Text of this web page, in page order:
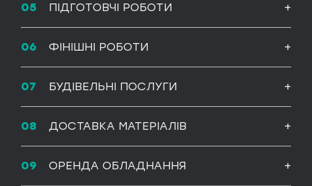
Виготовлення металоконструкцій
ПІДГОТОВЧІ РОБОТИ
ФІНІШНІ РОБОТИ
БУДІВЕЛЬНІ ПОСЛУГИ
ДОСТАВКА МАТЕРІАЛІВ
ОРЕНДА ОБЛАДНАННЯ